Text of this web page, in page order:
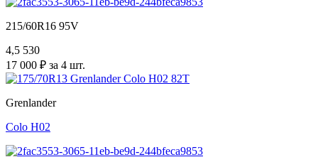
215/60R16 95V
4,5 530
17 000 ₽ за 4 шт.
Grenlander
Colo H02